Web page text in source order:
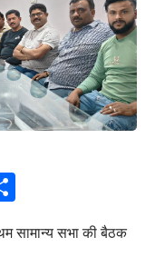
सामान्य सभा की बैठक